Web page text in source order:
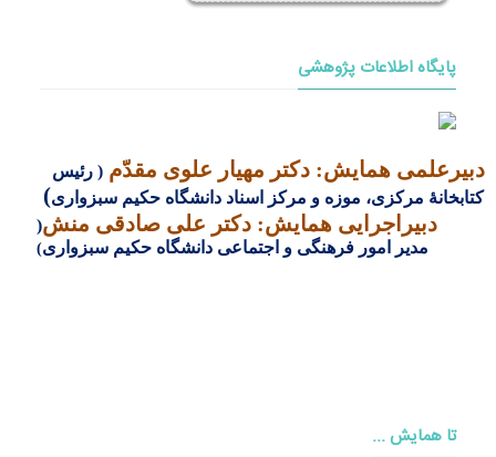
پایگاه اطلاعات پژوهشی
دبیر علمی همایش: دکتر مهیار علوی مقدّم ( رئیس
کتابخانۀ مرکزی، موزه و مرکز اسناد دانشگاه حکیم سبزواری)
دبیر اجرایی همایش: دکتر علی صادقی منش(
مدیر امور فرهنگی و اجتماعی دانشگاه حکیم سبزواری)
تا همایش ...